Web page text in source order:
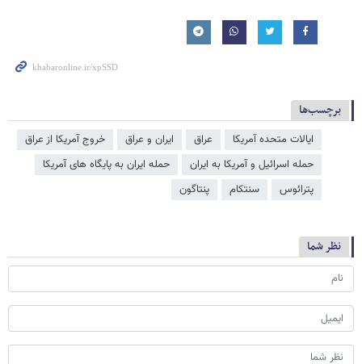
برچسب‌ها
ایالات متحده آمریکا عراق ایران و عراق
خروج آمریکا از عراق
حمله اسرائیل و آمریکا به ایران
حمله ایران به پایگاه های آمریکا
پترائوس
سنتکام پنتاگون
نظر شما